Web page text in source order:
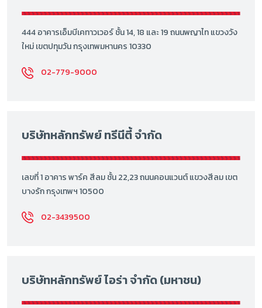
444 อาคารเอ็มบีเคทาวเวอร์ ชั้น 14, 18 และ 19 ถนนพญาไท แขวงวัง
ใหม่ เขตปทุมวัน กรุงเทพมหานคร 10330
02-779-9000
บริษัทหลักทรัพย์ ทรีนีตี้ จำกัด
เลขที่ 1 อาคาร พาร์ค สีลม ชั้น 22,23 ถนนคอนแวนต์ แขวงสีลม เขต
บางรัก กรุงเทพฯ 10500
02-3439500
บริษัทหลักทรัพย์ ไอร่า จำกัด (มหาชน)